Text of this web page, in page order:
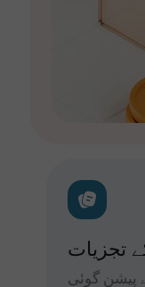
تجزیات
پیشن گوئی